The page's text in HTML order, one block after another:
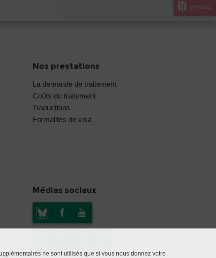
MYINSEL
Nos prestations
La demande de traitement
Coûts du traitement
Traductions
Formalités de visa
Médias sociaux
ne sont utilisés que si vous nous donnez votre